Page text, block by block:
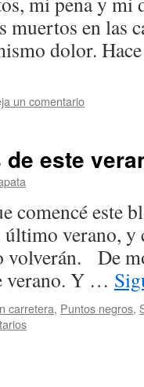
en las
dolor.
un comentario
este
comencé este
último verano,
volverán. De
verano. Y …
carretera, Puntos negros,